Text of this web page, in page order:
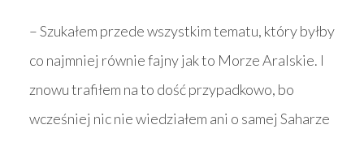
– Szukałem przede wszystkim tematu, który byłby
co najmniej równie fajny jak to Morze Aralskie. I
znowu trafiłem na to dość przypadkowo, bo
wcześniej nic nie wiedziałem ani o samej Saharze